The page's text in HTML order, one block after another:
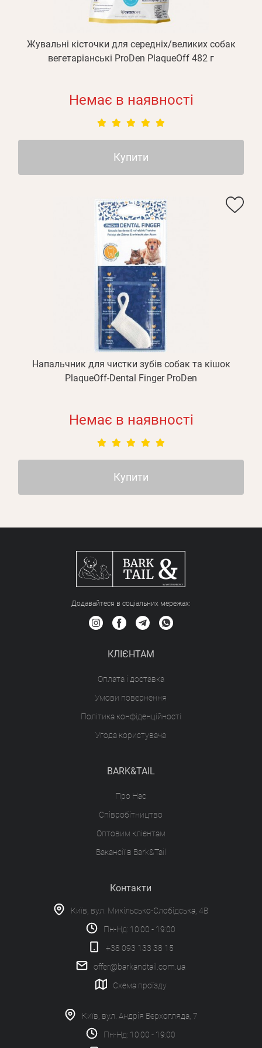
Жувальні кісточки для середніх/великих собак
вегетаріанські ProDen PlaqueOff 482 г
Немає в наявності
Купити
Напальчник для чистки зубів собак та кішок
PlaqueOff-Dental Finger ProDen
Немає в наявності
Купити
Додавайтеся в соціальних мережах:
КЛІЄНТАМ
Оплата і доставка
Умови повернення
Політика конфіденційності
Угода користувача
BARK&TAIL
Про Нас
Співробітництво
Оптовим клієнтам
Вакансії в Bark&Tail
Контакти
Київ, вул. Микільсько-Слобідська, 4В
Пн-Нд: 10:00 - 19:00
+38 093 133 38 15
offer@barkandtail.com.ua
Схема проїзду
Київ, вул. Андрія Верхогляда, 7
Пн-Нд: 10:00 - 19:00